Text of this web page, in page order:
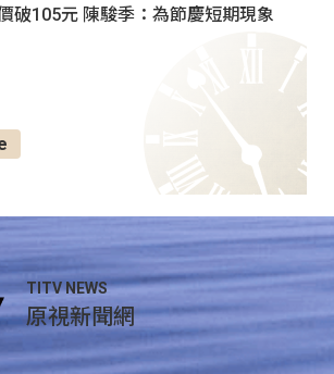
破105元 陳駿季：為節慶短期現象
TITV NEWS
原視新聞網